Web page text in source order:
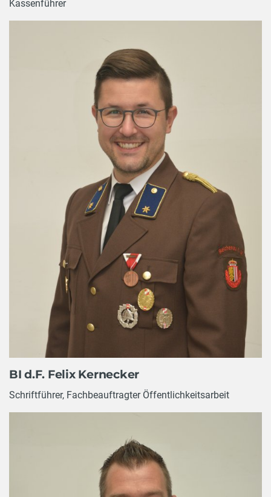
Kassenführer
BI d.F. Felix Kernecker
Schriftführer, Fachbeauftragter Öffentlichkeitsarbeit